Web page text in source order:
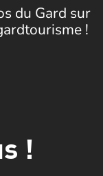
du Gard sur
!
!